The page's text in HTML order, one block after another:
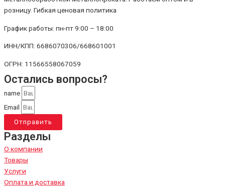
розницу. Гибкая ценовая политика
График работы: пн-пт 9:00 – 18:00
ИНН/КПП: 6686070306/668601001
ОГРН: 11566558067059
Остались вопросы?
name
Email
Отправить
Разделы
О компании
Товары
Услуги
Оплата и доставка